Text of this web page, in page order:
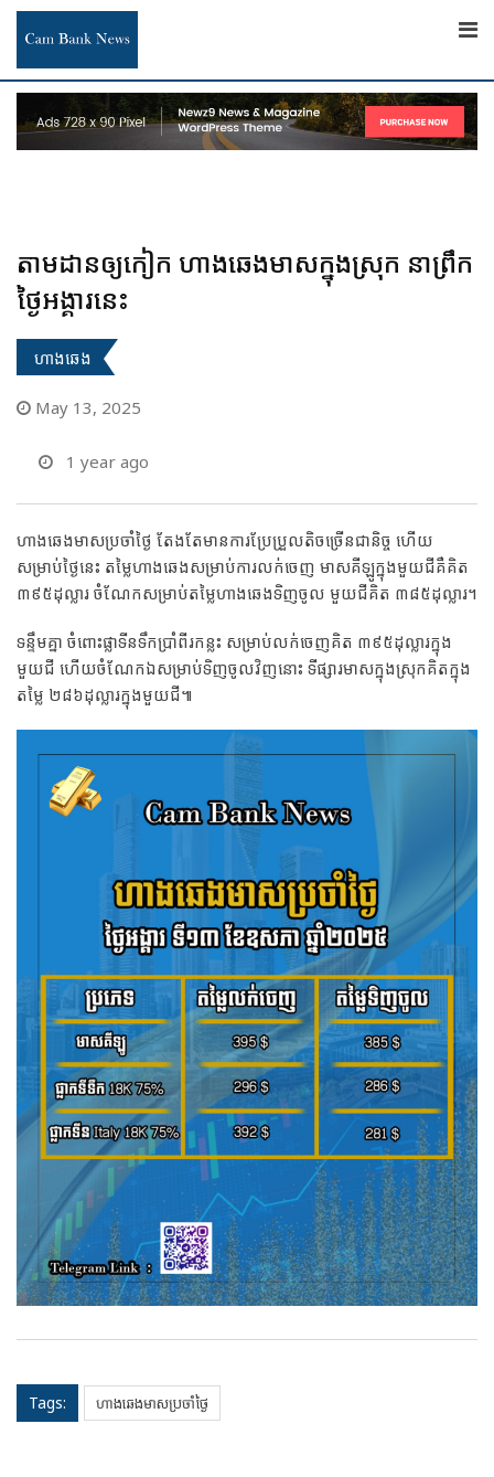
Skip
content
តាមដានឲ្យកៀក ហាងឆេងមាសក្នុងស្រុក នាព្រឹក
ថ្ងៃអង្គារនេះ
ហាងឆេង
May 13, 2025
1 year ago
ហាងឆេងមាសប្រចាំថ្ងៃ តែងតែមានការប្រែប្រួលតិចច្រើនជានិច្ច ហើយ
សម្រាប់ថ្ងៃនេះ តម្លៃហាងឆេងសម្រាប់ការលក់ចេញ មាសគីឡូក្នុងមួយជីគឺគិត
៣៩៥ដុល្លារ ចំណែកសម្រាប់តម្លៃហាងឆេងទិញចូល មួយជីគិត ៣៨៥ដុល្លារ។
ទន្ទឹមគ្នា ចំពោះផ្លាទីនទឹកប្រាំពីរកន្លះ សម្រាប់លក់ចេញគិត ៣៩៥ដុល្លារក្នុង
មួយជី ហើយចំណែកឯសម្រាប់ទិញចូលវិញនោះ ទីផ្សារមាសក្នុងស្រុកគិតក្នុង
តម្លៃ ២៨៦ដុល្លារក្នុងមួយជី៕
Tags: ហាងឆេងមាសប្រចាំថ្ងៃ